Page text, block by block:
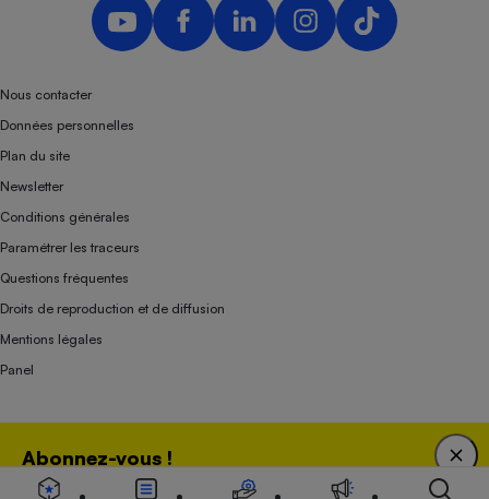
Abonnez-vous !
Bénéficiez d'une expertise unique tout en soutenant
Nous contacter
Données personnelles
Plan du site
Newsletter
Conditions générales
Paramétrer les traceurs
Questions fréquentes
Droits de reproduction et de diffusion
Mentions légales
Panel
Association indépendante de l’État, des syndicats, des producteurs et des
distributeurs depuis 1951.